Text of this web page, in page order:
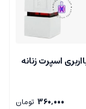
اسپرت زنانه
360,000 تومان